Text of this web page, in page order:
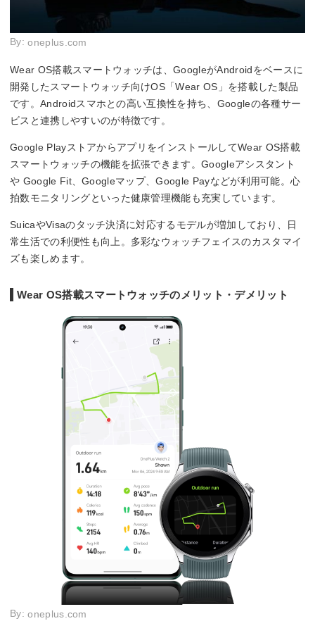
By:oneplus.com
Wear OS搭載スマートウォッチは、GoogleがAndroidをベースに
開発したスマートウォッチ向けOS「Wear OS」を搭載した製品
です。Androidスマホとの高い互換性を持ち、Googleの各種サー
ビスと連携しやすいのが特徴です。
Google PlayストアからアプリをインストールしてWear OS搭載
スマートウォッチの機能を拡張できます。Googleアシスタント
や Google Fit、Googleマップ、Google Payなどが利用可能。心
拍数モニタリングといった健康管理機能も充実しています。
SuicaやVisaのタッチ決済に対応するモデルが増加しており、日
常生活での利便性も向上。多彩なウォッチフェイスのカスタマイ
ズも楽しめます。
Wear OS搭載スマートウォッチのメリット・デメリット
By:oneplus.com